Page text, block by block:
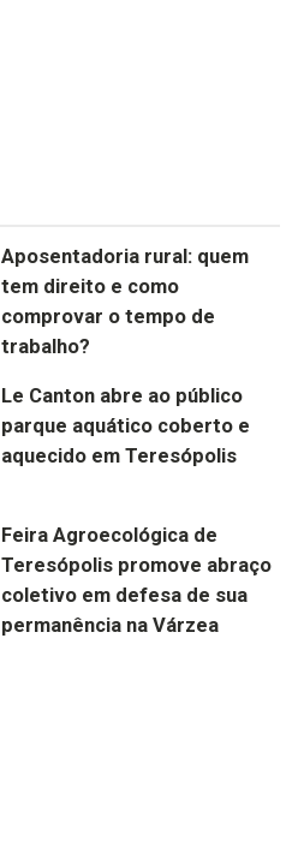
Aposentadoria rural: quem
tem direito e como
comprovar o tempo de
trabalho?
Le Canton abre ao público
parque aquático coberto e
aquecido em Teresópolis
Feira Agroecológica de
Teresópolis promove abraço
coletivo em defesa de sua
permanência na Várzea